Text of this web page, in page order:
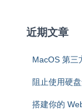
近期文章
MacOS 第三
阻止使用硬
搭建你的